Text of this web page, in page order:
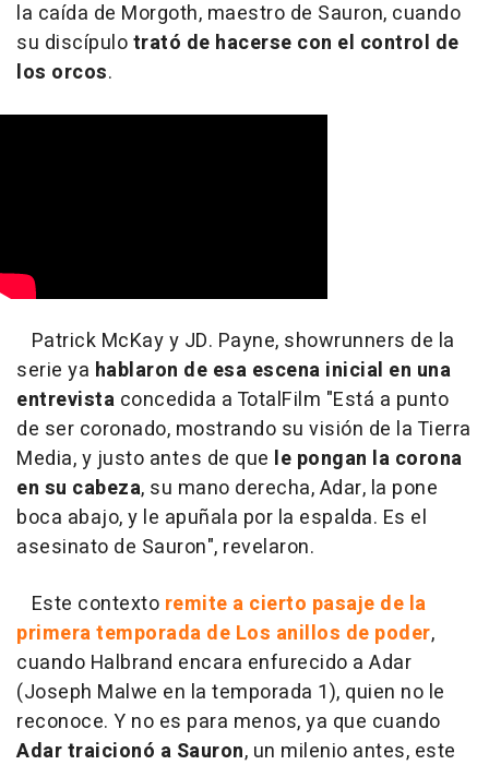
la caída de Morgoth, maestro de Sauron, cuando
su discípulotrató de hacerse con el control de
los orcos.
Patrick McKay y JD. Payne, showrunners de la
serie ya hablaron de esa escena inicial en una
entrevista concedida a TotalFilm "Está a punto
de ser coronado, mostrando su visión de la Tierra
Media, y justo antes de que le pongan la corona
en su cabeza, su mano derecha, Adar, la pone
boca abajo, y le apuñala por la espalda. Es el
asesinato de Sauron", revelaron.
Este contexto remite a cierto pasaje de la
primera temporada de Los anillos de poder,
cuando Halbrand encara enfurecido a Adar
(Joseph Malwe en la temporada 1), quien no le
reconoce. Y no es para menos, ya que cuando
Adar traicionó a Sauron, un milenio antes, este